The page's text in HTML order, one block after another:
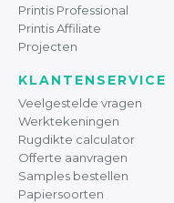
Printis Professional
Printis Affiliate
Projecten
KLANTENSERVICE
Veelgestelde vragen
Werktekeningen
Rugdikte calculator
Offerte aanvragen
Samples bestellen
Papiersoorten